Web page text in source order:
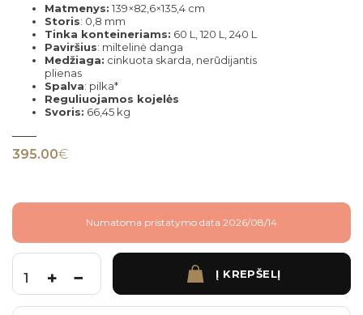
Matmenys: 139×82,6×135,4 cm
Storis: 0,8 mm
Tinka konteineriams: 60 L, 120 L, 240 L
Paviršius: miltelinė danga
Medžiaga: cinkuota skarda, nerūdijantis
plienas
Spalva: pilka*
Reguliuojamos kojelės
Svoris: 66,45 kg
395.00€
Numatoma pristatymo data 2026/08/14
produkto kiekis: DVIVIETĖ ŠIUKŠLIŲ KONTEINERIO PASTOGĖ APVALINTU
Į KREPŠELĮ